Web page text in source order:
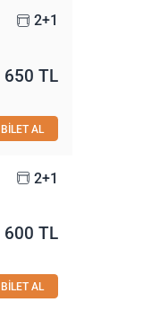
2+1
650 TL
BİLET AL
2+1
600 TL
BİLET AL